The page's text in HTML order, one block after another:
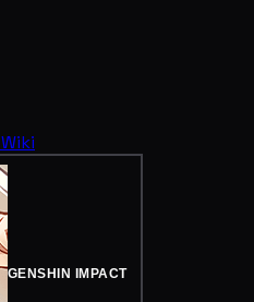
Wiki
GENSHIN IMPACT